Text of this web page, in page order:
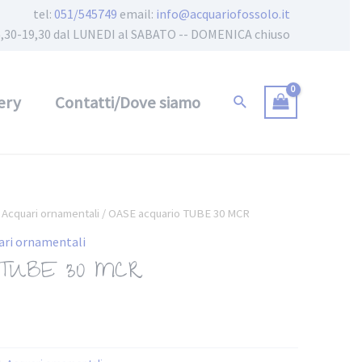
tel: 051/545749 email: info@acquariofossolo.it
19,30 dal LUNEDI al SABATO -- DOMENICA chiuso
Contatti/Dove siamo
Acquari ornamentali / OASE acquario TUBE 30 MCR
ornamentali
30 MCR